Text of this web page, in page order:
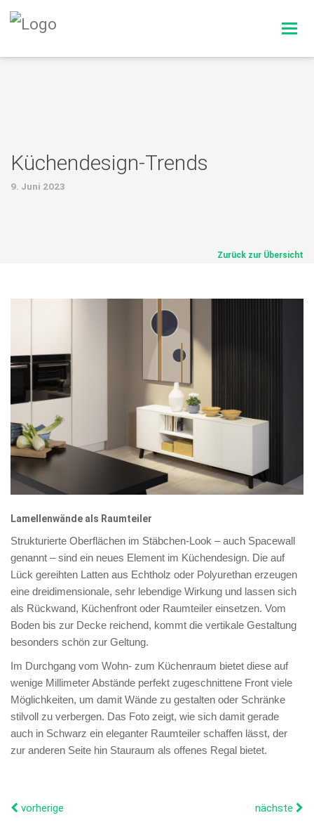
Zurück zur Übersicht
Küchendesign-Trends
9. Juni 2023
Lamellenwände als Raumteiler
Strukturierte Oberflächen im Stäbchen-Look – auch Spacewall
genannt – sind ein neues Element im Küchendesign. Die auf
Lück gereihten Latten aus Echtholz oder Polyurethan erzeugen
eine dreidimensionale, sehr lebendige Wirkung und lassen sich
als Rückwand, Küchenfront oder Raumteiler einsetzen. Vom
Boden bis zur Decke reichend, kommt die vertikale Gestaltung
besonders schön zur Geltung.
Im Durchgang vom Wohn- zum Küchenraum bietet diese auf
wenige Millimeter Abstände perfekt zugeschnittene Front viele
Möglichkeiten, um damit Wände zu gestalten oder Schränke
stilvoll zu verbergen. Das Foto zeigt, wie sich damit gerade
auch in Schwarz ein eleganter Raumteiler schaffen lässt, der
zur anderen Seite hin Stauraum als offenes Regal bietet.
vorherige nächste